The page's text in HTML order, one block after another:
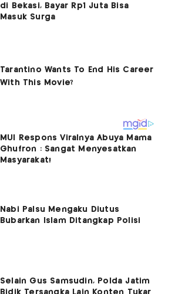
di Bekasi, Bayar Rp1 Juta Bisa
Masuk Surga
MUI Respons Viralnya Abuya Mama
Ghufron : Sangat Menyesatkan
Masyarakat!
Nabi Palsu Mengaku Diutus
Bubarkan Islam Ditangkap Polisi
Selain Gus Samsudin, Polda Jatim